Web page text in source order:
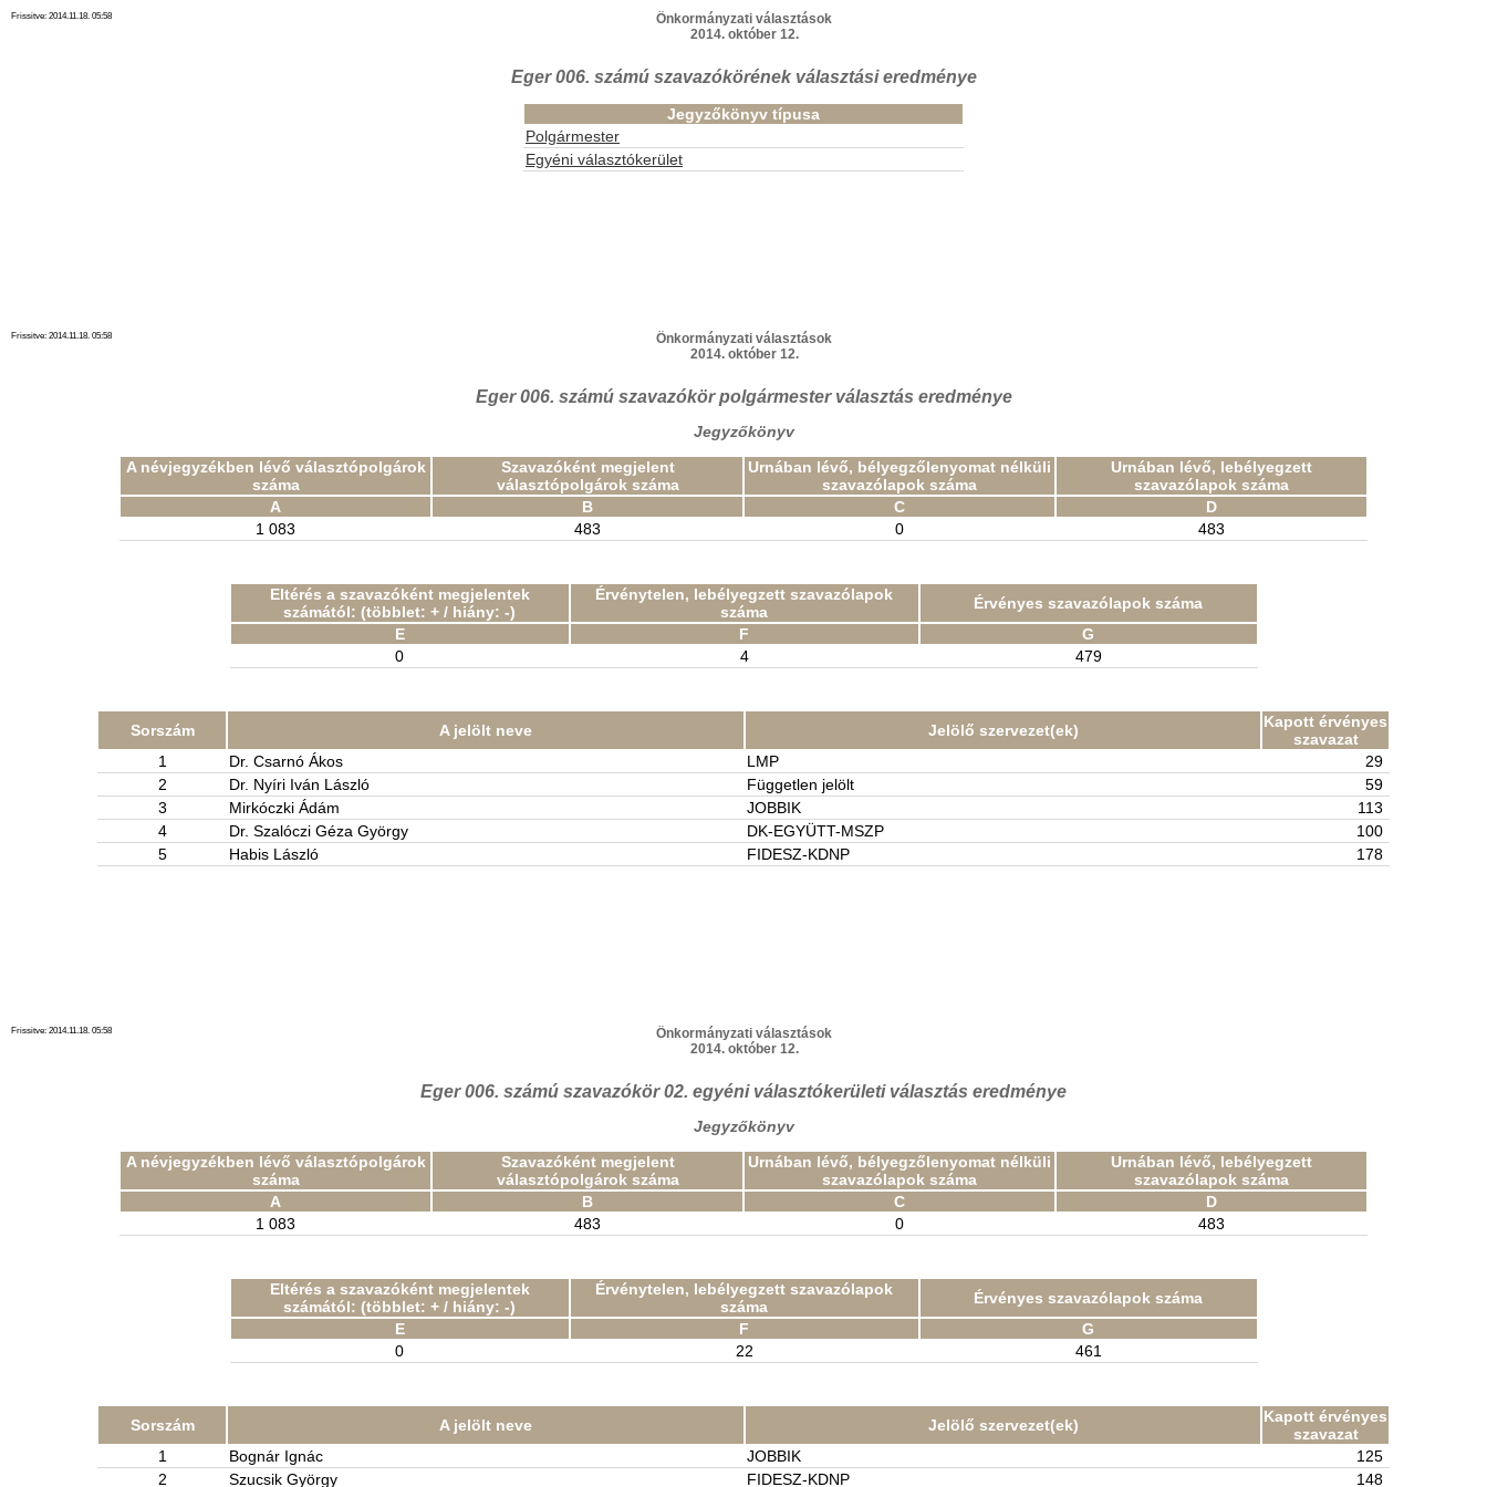
Frissitve: 2014.11.18. 05:58
Önkormányzati választások
2014. október 12.
Eger 006. számú szavazókörének választási eredménye
Jegyzőkönyv típusa
Polgármester
Egyéni választókerület
Frissitve: 2014.11.18. 05:58
Önkormányzati választások
2014. október 12.
Eger 006. számú szavazókör polgármester választás eredménye
Jegyzőkönyv
A névjegyzékben lévő választópolgárok
száma
Szavazóként megjelent
választópolgárok száma
Urnában lévő, bélyegzőlenyomat nélküli
szavazólapok száma
Urnában lévő, lebélyegzett
szavazólapok száma
A
B C
D
1 083
483 0 483
Eltérés a szavazóként megjelentek
számától: (többlet: + / hiány: -)
Érvénytelen, lebélyegzett szavazólapok
száma
Érvényes szavazólapok száma
E
F
G
0
4 479
Sorszám A jelölt neve Jelölő szervezet(ek)
Kapott érvényes
szavazat
1
Dr. Csarnó Ákos LMP
29
2
Dr. Nyíri Iván László Független jelölt
59
3
Mirkóczki Ádám JOBBIK
113
4
Dr. Szalóczi Géza György DK-EGYÜTT-MSZP
100
5
Habis László FIDESZ-KDNP 178
Frissitve: 2014.11.18. 05:58
Önkormányzati választások
2014. október 12.
Eger 006. számú szavazókör 02. egyéni választókerületi választás eredménye
Jegyzőkönyv
A névjegyzékben lévő választópolgárok
száma
Szavazóként megjelent
választópolgárok száma
Urnában lévő, bélyegzőlenyomat nélküli
szavazólapok száma
Urnában lévő, lebélyegzett
szavazólapok száma
A
B C
D
1 083
483 0 483
Eltérés a szavazóként megjelentek
számától: (többlet: + / hiány: -)
Érvénytelen, lebélyegzett szavazólapok
száma
Érvényes szavazólapok száma
E
F
G
0
22 461
Sorszám A jelölt neve Jelölő szervezet(ek)
Kapott érvényes
szavazat
1
Bognár Ignác JOBBIK
125
2
Szucsik György FIDESZ-KDNP 148